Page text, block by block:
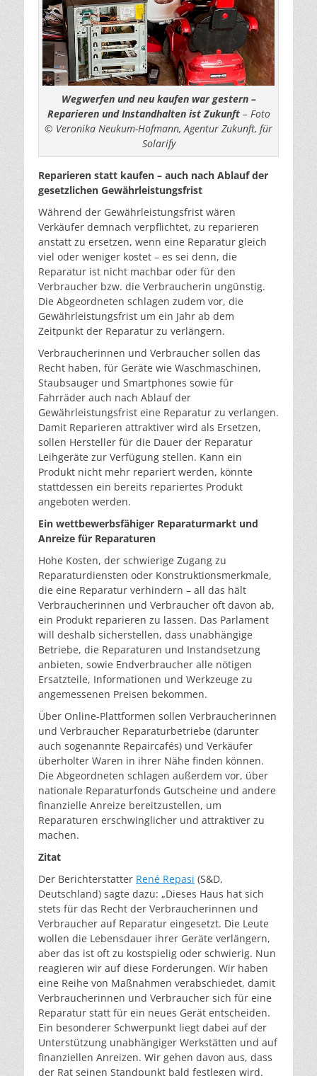
Wegwerfen und neu kaufen war gestern –
Reparieren und Instandhalten ist Zukunft– Foto
© Veronika Neukum-Hofmann, Agentur Zukunft, für
Solarify
Reparieren statt kaufen – auch nach Ablauf der
gesetzlichen Gewährleistungsfrist
Während der Gewährleistungsfrist wären
Verkäufer demnach verpflichtet, zu reparieren
anstatt zu ersetzen, wenn eine Reparatur gleich
viel oder weniger kostet – es sei denn, die
Reparatur ist nicht machbar oder für den
Verbraucher bzw. die Verbraucherin ungünstig.
Die Abgeordneten schlagen zudem vor, die
Gewährleistungsfrist um ein Jahr ab dem
Zeitpunkt der Reparatur zu verlängern.
Verbraucherinnen und Verbraucher sollen das
Recht haben, für Geräte wie Waschmaschinen,
Staubsauger und Smartphones sowie für
Fahrräder auch nach Ablauf der
Gewährleistungsfrist eine Reparatur zu verlangen.
Damit Reparieren attraktiver wird als Ersetzen,
sollen Hersteller für die Dauer der Reparatur
Leihgeräte zur Verfügung stellen. Kann ein
Produkt nicht mehr repariert werden, könnte
stattdessen ein bereits repariertes Produkt
angeboten werden.
Ein wettbewerbsfähiger Reparaturmarkt und
Anreize für Reparaturen
Hohe Kosten, der schwierige Zugang zu
Reparaturdiensten oder Konstruktionsmerkmale,
die eine Reparatur verhindern – all das hält
Verbraucherinnen und Verbraucher oft davon ab,
ein Produkt reparieren zu lassen. Das Parlament
will deshalb sicherstellen, dass unabhängige
Betriebe, die Reparaturen und Instandsetzung
anbieten, sowie Endverbraucher alle nötigen
Ersatzteile, Informationen und Werkzeuge zu
angemessenen Preisen bekommen.
Über Online-Plattformen sollen Verbraucherinnen
und Verbraucher Reparaturbetriebe (darunter
auch sogenannte Repaircafés) und Verkäufer
überholter Waren in ihrer Nähe finden können.
Die Abgeordneten schlagen außerdem vor, über
nationale Reparaturfonds Gutscheine und andere
finanzielle Anreize bereitzustellen, um
Reparaturen erschwinglicher und attraktiver zu
machen.
Zitat
Der Berichterstatter René Repasi (S&D,
Deutschland) sagte dazu: „Dieses Haus hat sich
stets für das Recht der Verbraucherinnen und
Verbraucher auf Reparatur eingesetzt. Die Leute
wollen die Lebensdauer ihrer Geräte verlängern,
aber das ist oft zu kostspielig oder schwierig. Nun
reagieren wir auf diese Forderungen. Wir haben
eine Reihe von Maßnahmen verabschiedet, damit
Verbraucherinnen und Verbraucher sich für eine
Reparatur statt für ein neues Gerät entscheiden.
Ein besonderer Schwerpunkt liegt dabei auf der
Unterstützung unabhängiger Werkstätten und auf
finanziellen Anreizen. Wir gehen davon aus, dass
der Rat seinen Standpunkt bald festlegen wird.